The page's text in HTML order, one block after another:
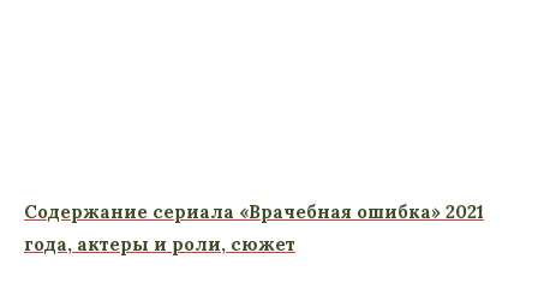
Содержание сериала «Врачебная ошибка» 2021
года, актеры и роли, сюжет